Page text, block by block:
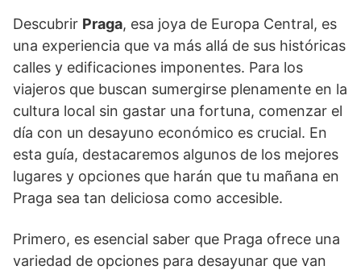
Descubrir Praga, esa joya de Europa Central, es
una experiencia que va más allá de sus históricas
calles y edificaciones imponentes. Para los
viajeros que buscan sumergirse plenamente en la
cultura local sin gastar una fortuna, comenzar el
día con un desayuno económico es crucial. En
esta guía, destacaremos algunos de los mejores
lugares y opciones que harán que tu mañana en
Praga sea tan deliciosa como accesible.
Primero, es esencial saber que Praga ofrece una
variedad de opciones para desayunar que van